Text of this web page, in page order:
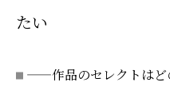
たい
——作品のセレクトはど